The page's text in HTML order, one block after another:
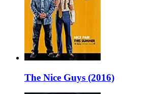
The Nice Guys (2016)